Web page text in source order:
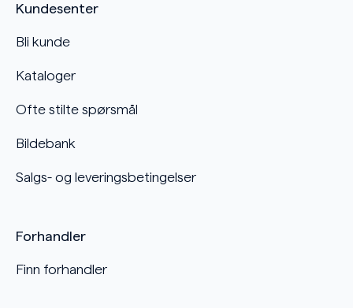
Kundesenter
Bli kunde
Kataloger
Ofte stilte spørsmål
Bildebank
Salgs- og leveringsbetingelser
Forhandler
Finn forhandler